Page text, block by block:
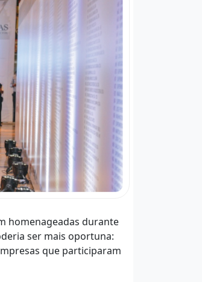
homenageadas durante
ser mais oportuna:
que participaram